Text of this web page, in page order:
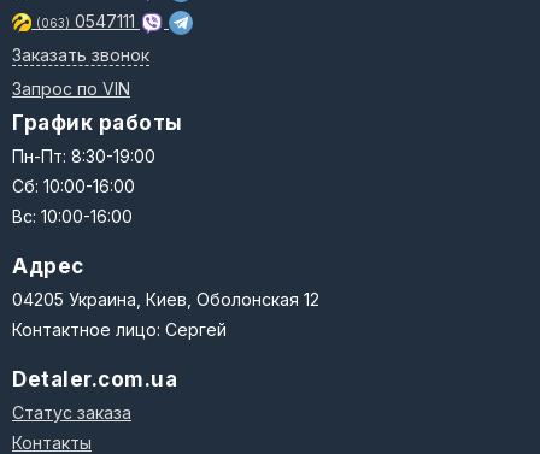
(063) 0547111
Заказать звонок
Запрос по VIN
График работы
Пн-Пт: 8:30-19:00
Сб: 10:00-16:00
Вс: 10:00-16:00
Адрес
04205 Украина, Киев, Оболонская 12
Контактное лицо: Сергей
Detaler.com.ua
Статус заказа
Контакты